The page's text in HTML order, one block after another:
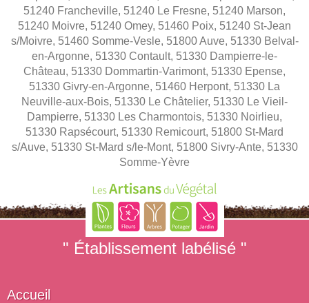
51240 Francheville, 51240 Le Fresne, 51240 Marson,
51240 Moivre, 51240 Omey, 51460 Poix, 51240 St-Jean
s/Moivre, 51460 Somme-Vesle, 51800 Auve, 51330 Belval-
en-Argonne, 51330 Contault, 51330 Dampierre-le-
Château, 51330 Dommartin-Varimont, 51330 Epense,
51330 Givry-en-Argonne, 51460 Herpont, 51330 La
Neuville-aux-Bois, 51330 Le Châtelier, 51330 Le Vieil-
Dampierre, 51330 Les Charmontois, 51330 Noirlieu,
51330 Rapsécourt, 51330 Remicourt, 51800 St-Mard
s/Auve, 51330 St-Mard s/le-Mont, 51800 Sivry-Ante, 51330
Somme-Yèvre
" Établissement labélisé "
Accueil